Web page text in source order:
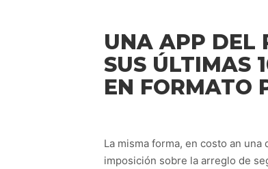
UNA APP DEL
SUS ÚLTIMAS
EN FORMATO
La misma forma, en costo an
imposición sobre la arreglo de